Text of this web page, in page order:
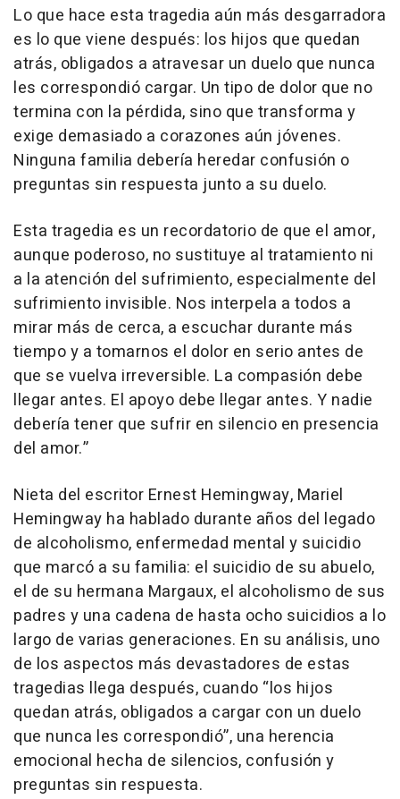
Lo que hace esta tragedia aún más desgarradora
es lo que viene después: los hijos que quedan
atrás, obligados a atravesar un duelo que nunca
les correspondió cargar. Un tipo de dolor que no
termina con la pérdida, sino que transforma y
exige demasiado a corazones aún jóvenes.
Ninguna familia debería heredar confusión o
preguntas sin respuesta junto a su duelo.
Esta tragedia es un recordatorio de que el amor,
aunque poderoso, no sustituye al tratamiento ni
a la atención del sufrimiento, especialmente del
sufrimiento invisible. Nos interpela a todos a
mirar más de cerca, a escuchar durante más
tiempo y a tomarnos el dolor en serio antes de
que se vuelva irreversible. La compasión debe
llegar antes. El apoyo debe llegar antes. Y nadie
debería tener que sufrir en silencio en presencia
del amor.”
Nieta del escritor Ernest Hemingway, Mariel
Hemingway ha hablado durante años del legado
de alcoholismo, enfermedad mental y suicidio
que marcó a su familia: el suicidio de su abuelo,
el de su hermana Margaux, el alcoholismo de sus
padres y una cadena de hasta ocho suicidios a lo
largo de varias generaciones. En su análisis, uno
de los aspectos más devastadores de estas
tragedias llega después, cuando “los hijos
quedan atrás, obligados a cargar con un duelo
que nunca les correspondió”, una herencia
emocional hecha de silencios, confusión y
preguntas sin respuesta.